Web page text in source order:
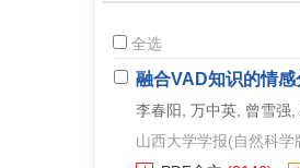
全选
融合VAD知识的情
李春阳, 万中英, 曾雪强,
山西大学学报(自然科学